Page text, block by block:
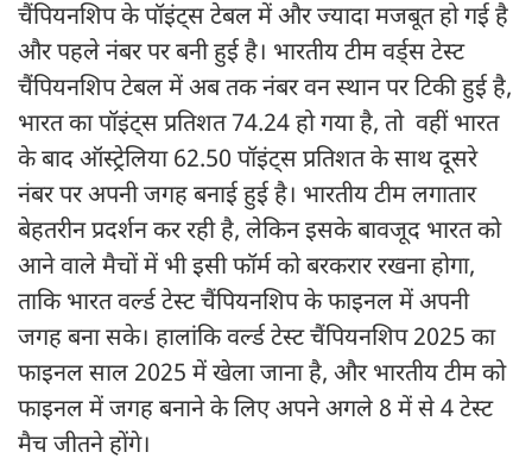
चैंपियनशिप के पॉइंट्स टेबल में और ज्यादा मजबूत हो गई है
और पहले नंबर पर बनी हुई है। भारतीय टीम वर्ड्स टेस्ट
चैंपियनशिप टेबल में अब तक नंबर वन स्थान पर टिकी हुई है,
भारत का पॉइंट्स प्रतिशत 74.24 हो गया है, तो वहीं भारत
के बाद ऑस्ट्रेलिया 62.50 पॉइंट्स प्रतिशत के साथ दूसरे
नंबर पर अपनी जगह बनाई हुई है। भारतीय टीम लगातार
बेहतरीन प्रदर्शन कर रही है, लेकिन इसके बावजूद भारत को
आने वाले मैचों में भी इसी फॉर्म को बरकरार रखना होगा,
ताकि भारत वर्ल्ड टेस्ट चैंपियनशिप के फाइनल में अपनी
जगह बना सके। हालांकि वर्ल्ड टेस्ट चैंपियनशिप 2025 का
फाइनल साल 2025 में खेला जाना है, और भारतीय टीम को
फाइनल में जगह बनाने के लिए अपने अगले 8 में से 4 टेस्ट
मैच जीतने होंगे।